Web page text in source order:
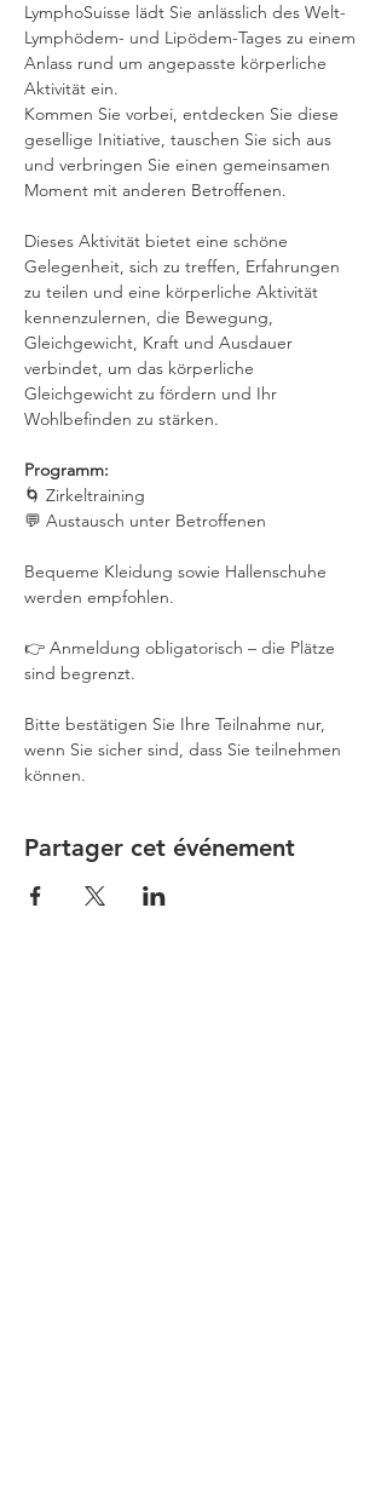
LymphoSuisse lädt Sie anlässlich des Welt-
Lymphödem- und Lipödem-Tages zu einem
Anlass rund um angepasste körperliche
Aktivität ein.
Kommen Sie vorbei, entdecken Sie diese
gesellige Initiative, tauschen Sie sich aus
und verbringen Sie einen gemeinsamen
Moment mit anderen Betroffenen.
Dieses Aktivität bietet eine schöne
Gelegenheit, sich zu treffen, Erfahrungen
zu teilen und eine körperliche Aktivität
kennenzulernen, die Bewegung,
Gleichgewicht, Kraft und Ausdauer
verbindet, um das körperliche
Gleichgewicht zu fördern und Ihr
Wohlbefinden zu stärken.
Programm:
🌀 Zirkeltraining
💬 Austausch unter Betroffenen
Bequeme Kleidung sowie Hallenschuhe
werden empfohlen.
👉 Anmeldung obligatorisch – die Plätze
sind begrenzt.
Bitte bestätigen Sie Ihre Teilnahme nur,
wenn Sie sicher sind, dass Sie teilnehmen
können.
Partager cet événement